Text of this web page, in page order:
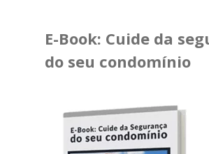
E-Book: Cuide da
do seu condomínio